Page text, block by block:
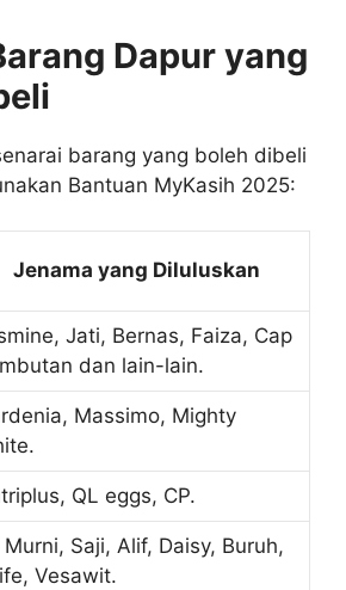
Dapur yang
barang yang boleh dibeli
Bantuan MyKasih 2025:
Jenama yang Diluluskan
Jati, Bernas, Faiza, Cap
dan lain-lain.
Massimo, Mighty
QL eggs, CP.
Murni, Saji, Alif, Daisy, Buruh,
Vesawit.